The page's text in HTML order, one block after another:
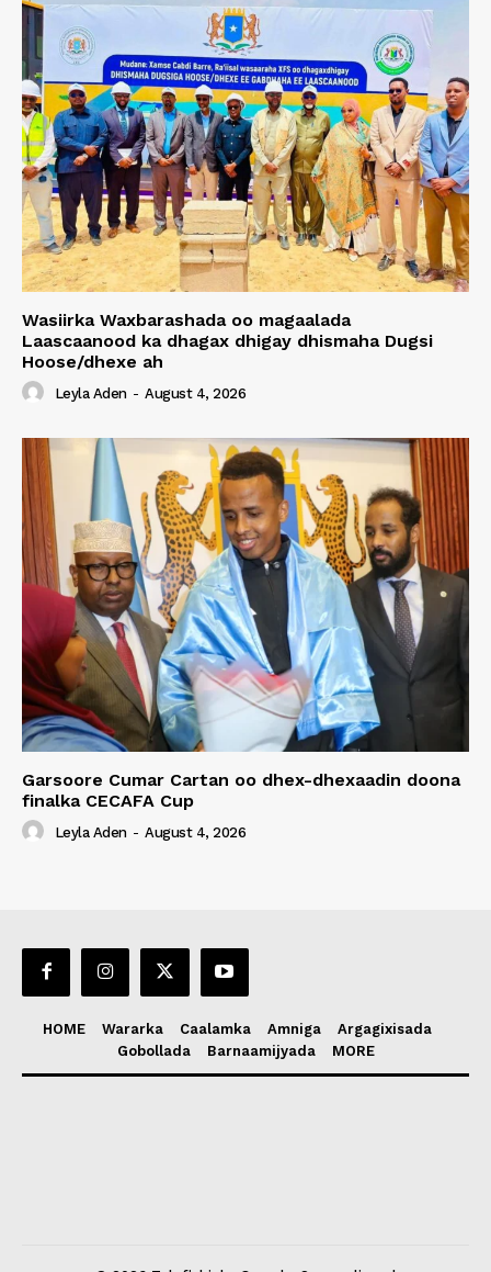
Wasiirka Waxbarashada oo magaalada
Laascaanood ka dhagax dhigay dhismaha Dugsi
Hoose/dhexe ah
Leyla Aden - August 4, 2026
Garsoore Cumar Cartan oo dhex-dhexaadin doona
finalka CECAFA Cup
Leyla Aden - August 4, 2026
HOME Wararka Caalamka Amniga
Argagixisada
Gobollada
Barnaamijyada MORE